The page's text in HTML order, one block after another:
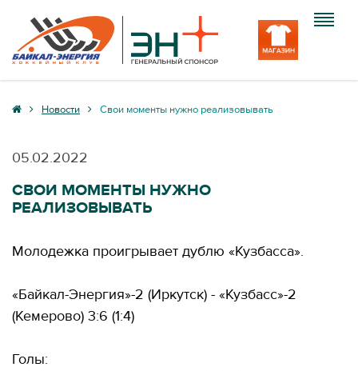
Клуб
Медиа
Вход
Новости Свои моменты нужно реализовывать
05.02.2022
СВОИ МОМЕНТЫ НУЖНО
РЕАЛИЗОВЫВАТЬ
Молодежка проигрывает дублю «Кузбасса».
«Байкал-Энергия»-2 (Иркутск) - «Кузбасс»-2
(Кемерово) 3:6 (1:4)
Голы: